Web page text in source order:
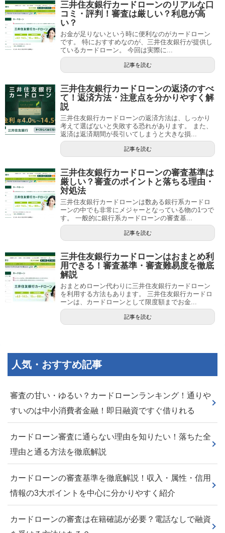
三井住友銀行カードローンのリアルな口
コミ・評判！審査は厳しい？利息が高
い？
お金が足りないという時に便利なのがカードローン
です。 特におすすめなのが、三井住友銀行が提供し
ているカードローン。 今回は実際に...
記事を読む
三井住友銀行カードローンの返済のすべ
て！返済方法・注意点を分かりやすく解
説
三井住友銀行カードローンの返済方法は、しっかり
考えて選ばないと失敗する恐れがあります。 また、
返済は返済期間が長引いてしまうと大きな損...
記事を読む
三井住友銀行カードローンの審査基準は
厳しい？審査のポイントと落ちる理由・
対処法
三井住友銀行カードローンは数ある銀行系カードロ
ーンの中でも非常にメジャーとなっている物の1つで
す。 一般的に銀行系カードローンの審査基...
記事を読む
三井住友銀行カードローンはおまとめ利
用できる！審査基準・審査難易度を徹底
解説
おまとめローン代わりに三井住友銀行カードローン
を利用する方法もあります。 三井住友銀行カードロ
ーンは、カードローンとして限度額までお金...
記事を読む
人気・おすすめ記事
審査の甘い・ゆるい？カードローンランキング！通りや
すいのは中小消費者金融！即日融資ですぐ借りれる
カードローン審査に通らない理由を知りたい！落ちた全
理由と通る方法を徹底解説
カードローンの審査基準を徹底解説！収入・属性・信用
情報の3大ポイントを中心に分かりやすく紹介
カードローンの審査は在籍確認が必要？電話なしで融資